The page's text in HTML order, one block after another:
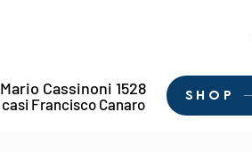
Mario Cassinoni 1528
casi Francisco Canaro SHOP